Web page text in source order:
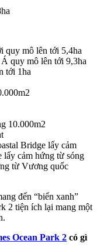
quy mô lên tới 5,4ha
quy mô lên tới 9,3ha
tới 1ha
10.000m2
Bridge lấy cảm
lấy cảm hứng từ sóng
từ Vương quốc
đến “biển xanh”
2 tiện ích lại mang một
Ocean Park 2 có gì